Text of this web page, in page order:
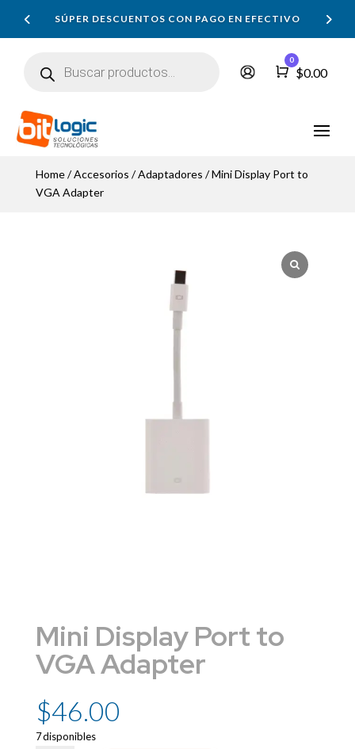
SÚPER DESCUENTOS CON PAGO EN EFECTIVO
productos
Carro
0
$0.00
Home/Accesorios /Adaptadores / Mini Display Port to
VGA Adapter
Mini Display Port to
VGA Adapter
$46.00
7 disponibles